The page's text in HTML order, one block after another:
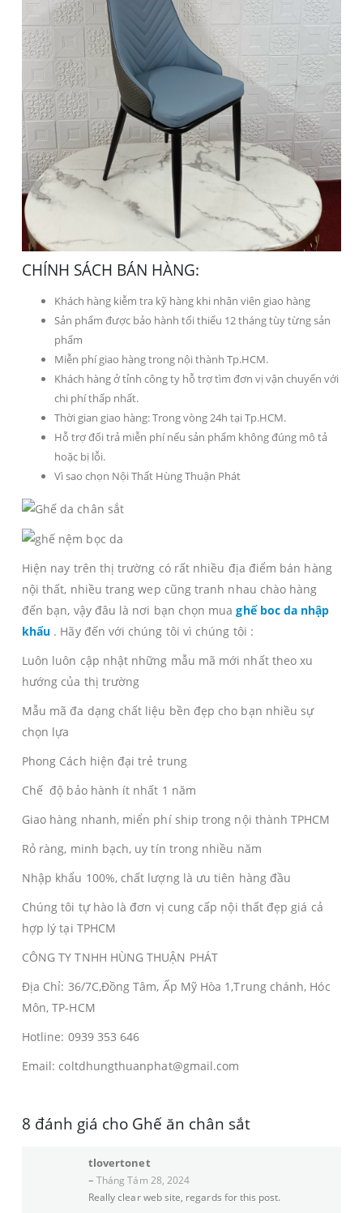
CHÍNH SÁCH BÁN HÀNG:
Khách hàng kiễm tra kỹ hàng khi nhân viên giao hàng
Sản phẩm được bảo hành tối thiểu 12 tháng tùy từng sản
phẩm
Miễn phí giao hàng trong nội thành Tp.HCM.
Khách hàng ở tỉnh công ty hỗ trợ tìm đơn vị vận chuyển với
chi phí thấp nhất.
Thời gian giao hàng: Trong vòng 24h tại Tp.HCM.
Hỗ trợ đổi trả miễn phí nếu sản phẩm không đúng mô tả
hoặc bị lỗi.
Vì sao chọn Nội Thất Hùng Thuận Phát
Hiện nay trên thị trường có rất nhiều địa điểm bán hàng
nội thất, nhiều trang wep cũng tranh nhau chào hàng
đến bạn, vậy đâu là nơi bạn chọn muaghế boc da nhập
khẩu . Hãy đến với chúng tôi vì chúng tôi :
Luôn luôn cập nhật những mẫu mã mới nhất theo xu
hướng của thị trường
Mẫu mã đa dạng chất liệu bền đẹp cho bạn nhiều sự
chọn lựa
Phong Cách hiện đại trẻ trung
Chế độ bảo hành ít nhất 1 năm
Giao hàng nhanh, miển phí ship trong nội thành TPHCM
Rỏ ràng, minh bạch, uy tín trong nhiều năm
Nhập khẩu 100%, chất lượng là ưu tiên hàng đầu
Chúng tôi tự hào là đơn vị cung cấp nội thất đẹp giá cả
hợp lý tại TPHCM
CÔNG TY TNHH HÙNG THUẬN PHÁT
Địa Chỉ: 36/7C,Đồng Tâm, Ấp Mỹ Hòa 1,Trung chánh, Hóc
Môn, TP-HCM
Hotline: 0939 353 646
Email: coltdhungthuanphat@gmail.com
8 đánh giá cho Ghế ăn chân sắt
tlovertonet
– Tháng Tám 28, 2024
Really clear web site, regards for this post.